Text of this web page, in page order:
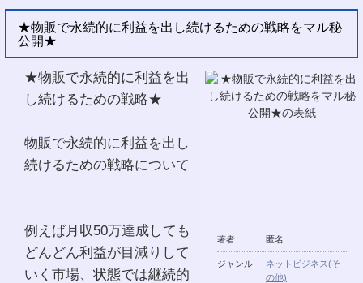
★物販で永続的に利益を出し続けるための戦略をマル秘
公開★
著者 匿名
ジャンル
ネットビジネス(そ
の他)
★物販で永続的に利益を出
し続けるための戦略★
物販で永続的に利益を出し
続けるための戦略について
例えば月収50万達成しても
どんどん利益が目減りして
いく市場、状態では継続的